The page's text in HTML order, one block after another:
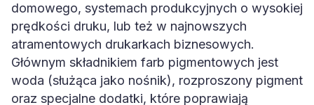
domowego, systemach produkcyjnych o wysokiej
prędkości druku, lub też w najnowszych
atramentowych drukarkach biznesowych.
Głównym składnikiem farb pigmentowych jest
woda (służąca jako nośnik), rozproszony pigment
oraz specjalne dodatki, które poprawiają